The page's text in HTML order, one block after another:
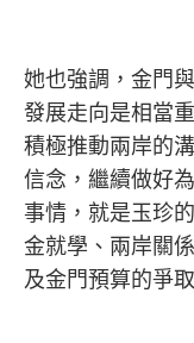
她也強調，金門
發展走向是相當
積極推動兩岸的
信念，繼續做好
事情，就是玉珍
金就學、兩岸關
及金門預算的爭